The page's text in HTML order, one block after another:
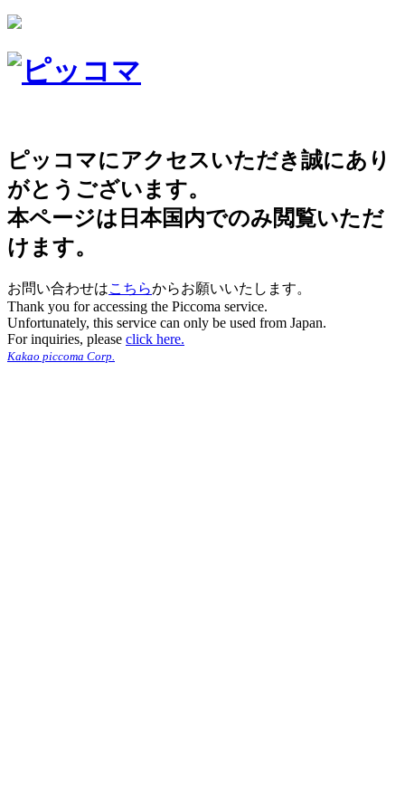
ピッコマにアクセスいただき誠にあり
がとうございます。
本ページは日本国内でのみ閲覧いただ
けます。
お問い合わせはこちらからお願いいたします。
Thank you for accessing the Piccoma service.
Unfortunately, this service can only be used from Japan.
For inquiries, please click here.
Kakao piccoma Corp.